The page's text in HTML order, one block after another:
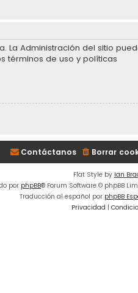
La Administración del sitio
términos de uso y políticas
Borrar
Contáctanos
Flat Style by Ian
por phpBB® Forum Software © phpBB
Traducción al español por phpBB
Privacidad |